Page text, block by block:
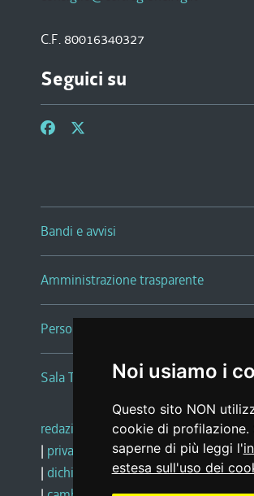
Noi usiamo i
Questo sito NON
cookie di profilazione.
saperne di più leggi l'
estesa sull'uso dei
C.F. 80016340327
Seguici su
Bandi e avvisi
Amministrazione trasparente
Persone e Uffici
Sala Tiziano Tessitori
redazione web |note legali |
| privacy
social media policy
| dichiarazione di accessibilità |